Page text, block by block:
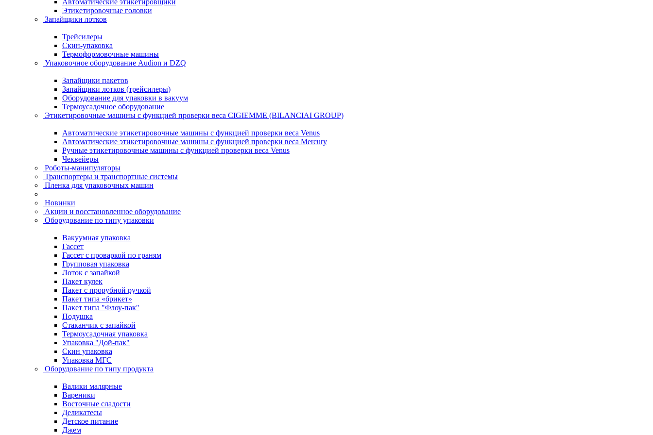
Автоматические этикетировщики
Этикетировочные головки
Запайщики лотков
Трейсилеры
Скин-упаковка
Термоформовочные машины
Упаковочное оборудование Audion и DZQ
Запайщики пакетов
Запайщики лотков (трейсилеры)
Оборудование для упаковки в вакуум
Термоусадочное оборудование
Этикетировочные машины с функцией проверки веса CIGIEMME (BILANCIAI GROUP)
Автоматические этикетировочные машины с функцией проверки веса Venus
Автоматические этикетировочные машины с функцией проверки веса Mercury
Ручные этикетировочные машины с функцией проверки веса Venus
Чеквейеры
Роботы-манипуляторы
Транспортеры и транспортные системы
Пленка для упаковочных машин
Новинки
Акции и восстановленное оборудование
Оборудование по типу упаковки
Вакуумная упаковка
Гассет
Гассет с проваркой по граням
Групповая упаковка
Лоток с запайкой
Пакет кулек
Пакет с прорубной ручкой
Пакет типа «брикет»
Пакет типа "Флоу-пак"
Подушка
Стаканчик с запайкой
Термоусадочная упаковка
Упаковка "Дой-пак"
Скин упаковка
Упаковка МГС
Оборудование по типу продукта
Валики малярные
Вареники
Восточные сладости
Деликатесы
Детское питание
Джем